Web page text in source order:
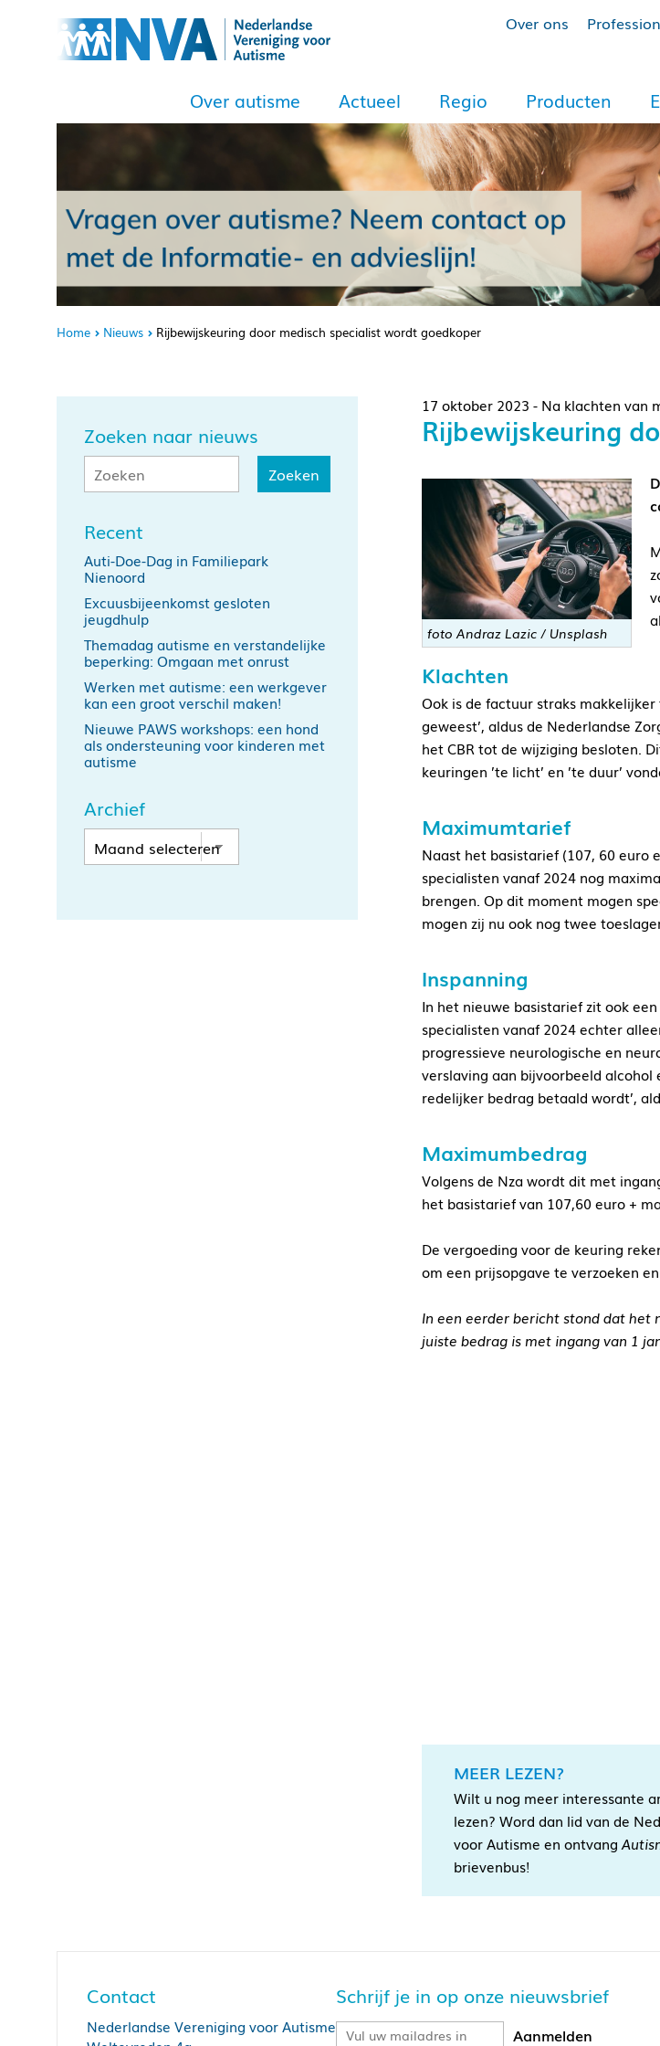
Over ons
Over autisme Actueel Regio Producten
Home Nieuws Rijbewijskeuring door medisch specialist wordt goedkoper
Zoeken naar nieuws
Recent
Auti-Doe-Dag in Familiepark
Nienoord
Excuusbijeenkomst gesloten
jeugdhulp
Themadag autisme en verstandelijke
beperking: Omgaan met onrust
Werken met autisme: een werkgever
kan een groot verschil maken!
Nieuwe PAWS workshops: een hond
als ondersteuning voor kinderen met
autisme
Archief
17 oktober 2023 - Na klachten van
Rijbewijskeuring
foto Andraz Lazic / Unsplash
Klachten
Ook is de factuur straks
geweest’, aldus de Nederlandse
het CBR tot de wijziging besloten.
keuringen ’te licht’ en ’te duur’
Maximumtarief
Naast het basistarief (107, 60 euro
specialisten vanaf 2024 nog
brengen. Op dit moment mogen
mogen zij nu ook nog twee
Inspanning
In het nieuwe basistarief zit ook
specialisten vanaf 2024 echter
progressieve neurologische en
verslaving aan bijvoorbeeld alcohol
redelijker bedrag betaald wordt’,
Maximumbedrag
Volgens de Nza wordt dit met
het basistarief van 107,60 euro +
De vergoeding voor de keuring
om een prijsopgave te verzoeken
In een eerder bericht stond dat het
juiste bedrag is met ingang van 1
MEER LEZEN?
Wilt u nog meer interessante
lezen? Word dan lid van de
voor Autisme en ontvang
brievenbus!
Contact
Nederlandse Vereniging voor Autisme
Schrijf je in op onze nieuwsbrief